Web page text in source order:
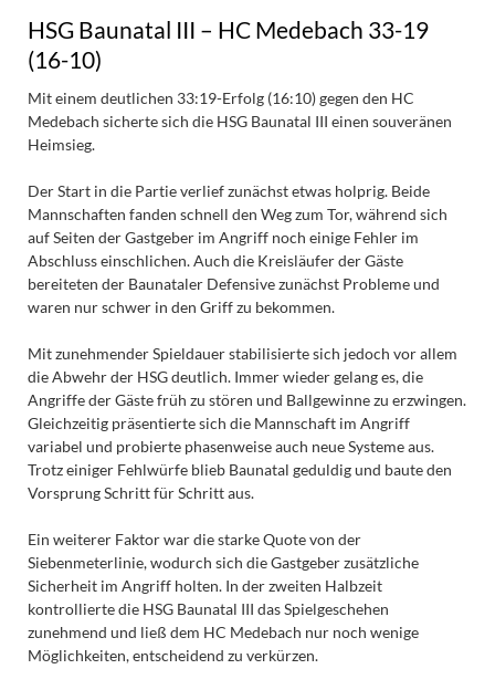
HSG Baunatal III – HC Medebach 33-19
(16-10)
Mit einem deutlichen 33:19-Erfolg (16:10) gegen den HC
Medebach sicherte sich die HSG Baunatal III einen souveränen
Heimsieg.
Der Start in die Partie verlief zunächst etwas holprig. Beide
Mannschaften fanden schnell den Weg zum Tor, während sich
auf Seiten der Gastgeber im Angriff noch einige Fehler im
Abschluss einschlichen. Auch die Kreisläufer der Gäste
bereiteten der Baunataler Defensive zunächst Probleme und
waren nur schwer in den Griff zu bekommen.
Mit zunehmender Spieldauer stabilisierte sich jedoch vor allem
die Abwehr der HSG deutlich. Immer wieder gelang es, die
Angriffe der Gäste früh zu stören und Ballgewinne zu erzwingen.
Gleichzeitig präsentierte sich die Mannschaft im Angriff
variabel und probierte phasenweise auch neue Systeme aus.
Trotz einiger Fehlwürfe blieb Baunatal geduldig und baute den
Vorsprung Schritt für Schritt aus.
Ein weiterer Faktor war die starke Quote von der
Siebenmeterlinie, wodurch sich die Gastgeber zusätzliche
Sicherheit im Angriff holten. In der zweiten Halbzeit
kontrollierte die HSG Baunatal III das Spielgeschehen
zunehmend und ließ dem HC Medebach nur noch wenige
Möglichkeiten, entscheidend zu verkürzen.